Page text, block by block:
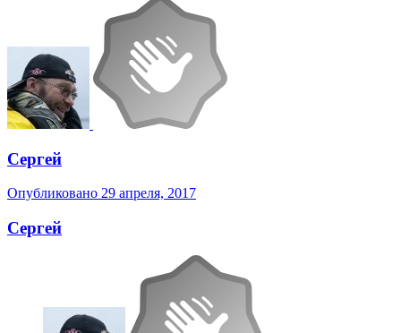
Сергей
Опубликовано 29 апреля, 2017
Сергей